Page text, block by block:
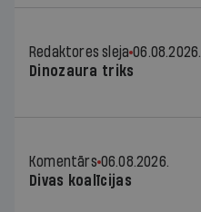
Redaktores sleja 06.08.2026.
Dinozaura triks
Komentārs 06.08.2026.
Divas koalīcijas